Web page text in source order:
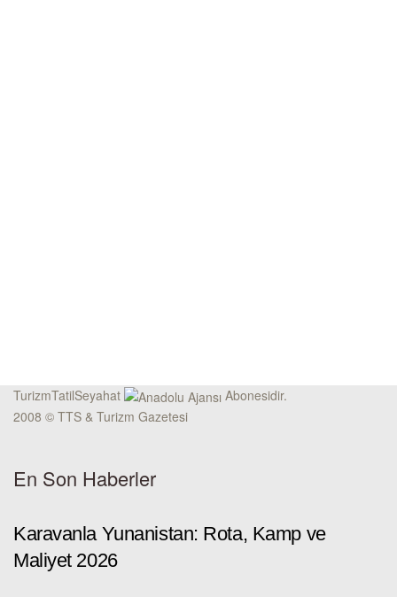
TurizmTatilSeyahat
Abonesidir.
2008 © TTS & Turizm Gazetesi
En Son Haberler
Karavanla Yunanistan: Rota, Kamp ve
Maliyet 2026